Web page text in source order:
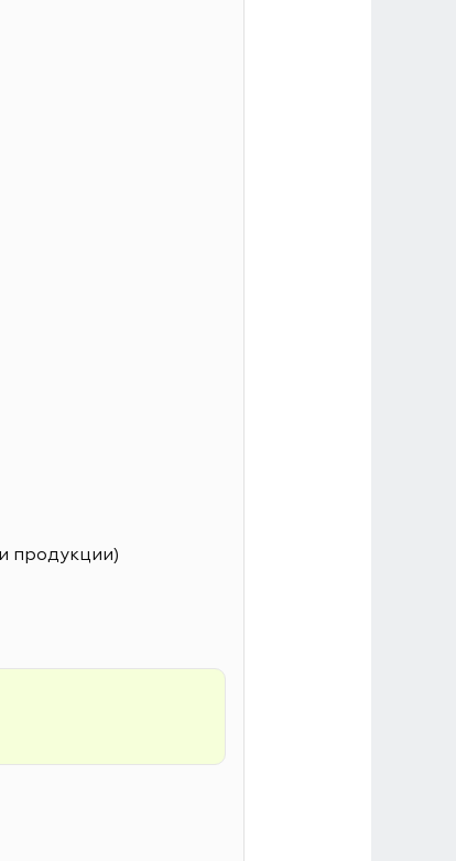
продукции)